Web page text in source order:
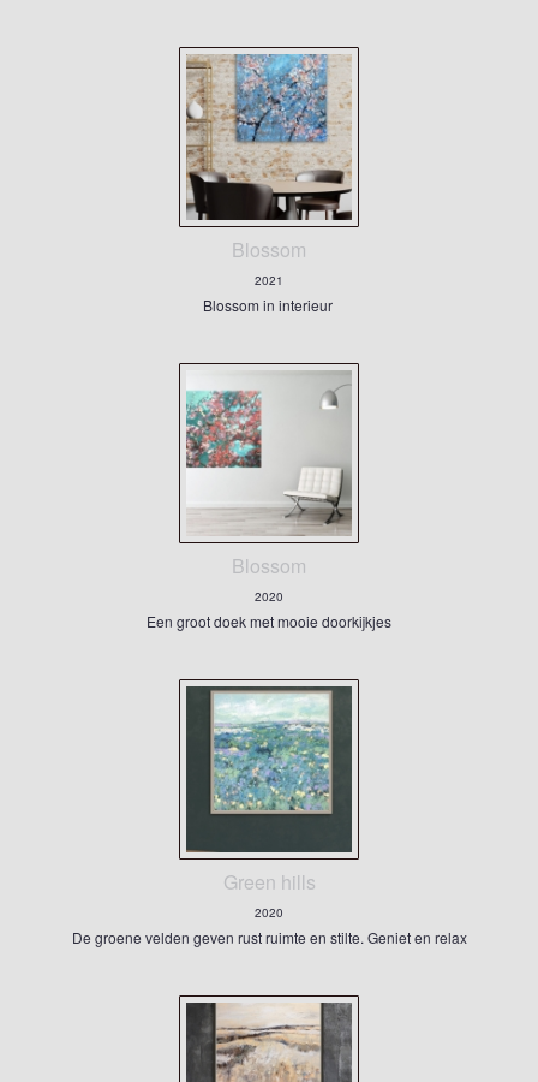
Blossom
2021
Blossom in interieur
Blossom
2020
Een groot doek met mooie doorkijkjes
Green hills
2020
De groene velden geven rust ruimte en stilte. Geniet en relax